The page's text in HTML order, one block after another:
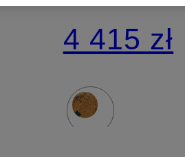
MEDIUM
4 415 zł